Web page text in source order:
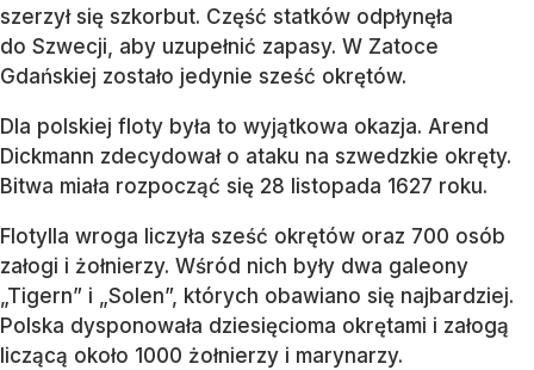
szerzył się szkorbut. Część statków odpłynęła
do Szwecji, aby uzupełnić zapasy. W Zatoce
Gdańskiej zostało jedynie sześć okrętów.
Dla polskiej floty była to wyjątkowa okazja. Arend
Dickmann zdecydował o ataku na szwedzkie okręty.
Bitwa miała rozpocząć się 28 listopada 1627 roku.
Flotylla wroga liczyła sześć okrętów oraz 700 osób
załogi i żołnierzy. Wśród nich były dwa galeony
„Tigern” i „Solen”, których obawiano się najbardziej.
Polska dysponowała dziesięcioma okrętami i załogą
liczącą około 1000 żołnierzy i marynarzy.